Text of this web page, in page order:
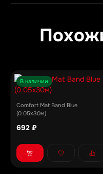
В наличии
Comfort Mat Band Blue
(0.05х30м)
692 ₽